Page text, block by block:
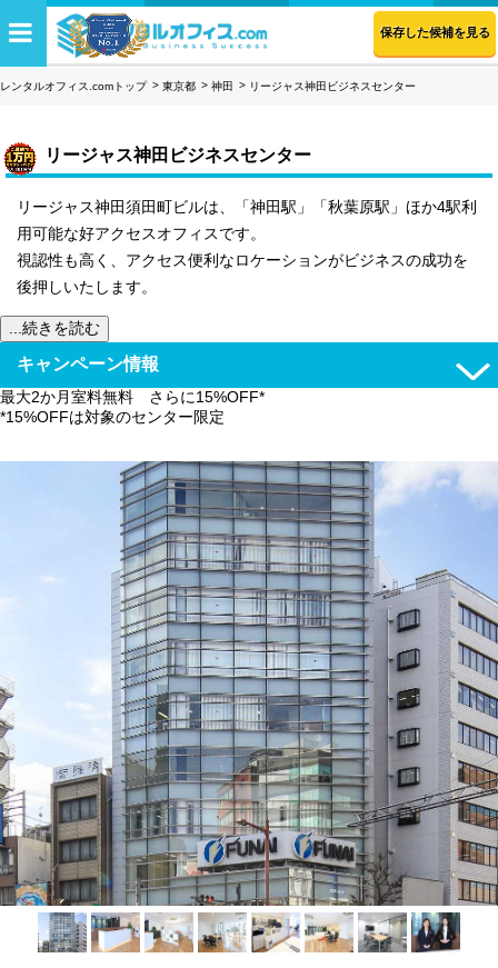
保存した候補を見る
レンタルオフィス.comトップ 東京都 神田 リージャス神田ビジネスセンター
リージャス神田ビジネスセンター
リージャス神田須田町ビルは、「神田駅」「秋葉原駅」ほか4駅利
用可能な好アクセスオフィスです。
視認性も高く、アクセス便利なロケーションがビジネスの成功を
後押しいたします。
...続きを読む
キャンペーン情報
最大2か月室料無料 さらに15%OFF*
*15%OFFは対象のセンター限定